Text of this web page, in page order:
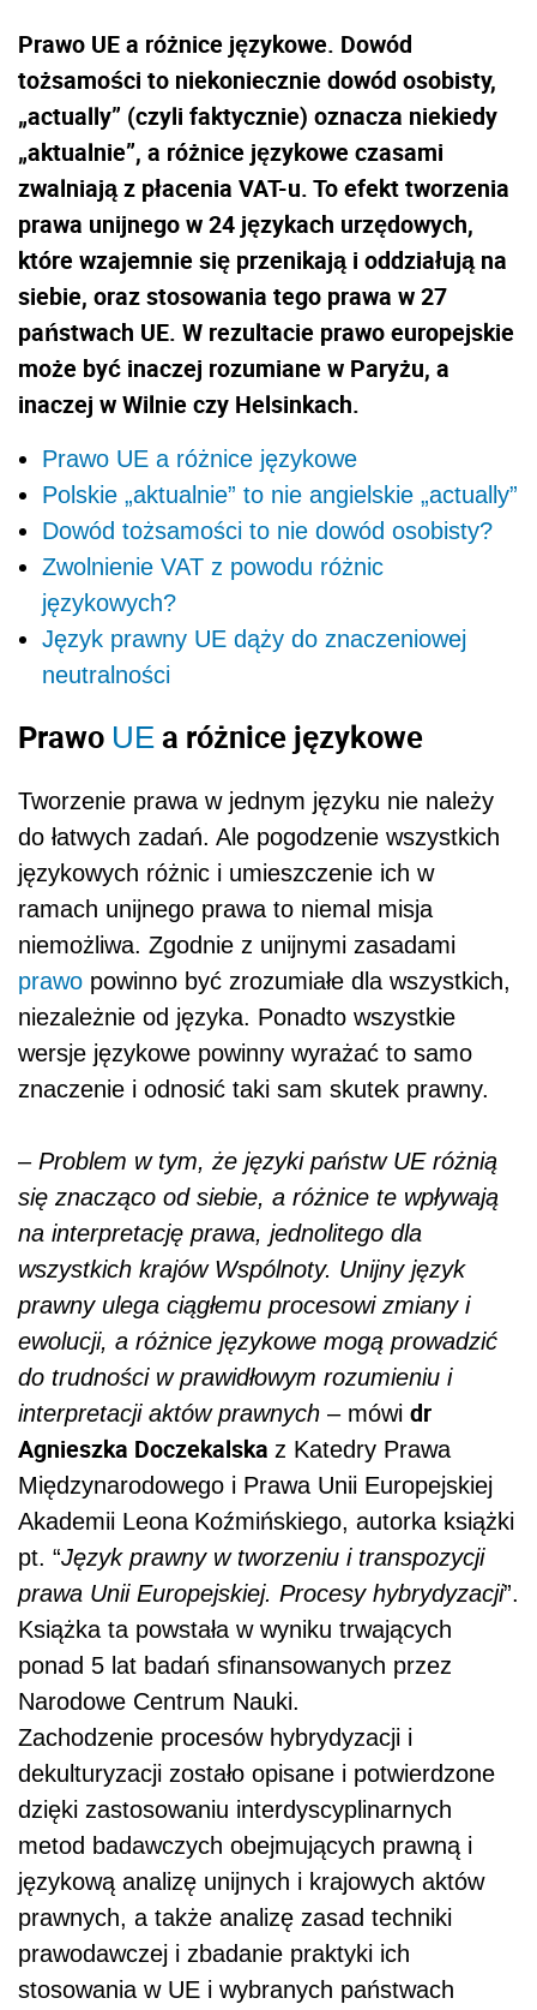
Prawo UE a różnice językowe. Dowód
tożsamości to niekoniecznie dowód osobisty,
„actually” (czyli faktycznie) oznacza niekiedy
„aktualnie”, a różnice językowe czasami
zwalniają z płacenia VAT-u. To efekt tworzenia
prawa unijnego w 24 językach urzędowych,
które wzajemnie się przenikają i oddziałują na
siebie, oraz stosowania tego prawa w 27
państwach UE. W rezultacie prawo europejskie
może być inaczej rozumiane w Paryżu, a
inaczej w Wilnie czy Helsinkach.
Prawo UE a różnice językowe
Polskie „aktualnie” to nie angielskie „actually”
Dowód tożsamości to nie dowód osobisty?
Zwolnienie VAT z powodu różnic
językowych?
Język prawny UE dąży do znaczeniowej
neutralności
Prawo UE a różnice językowe
Tworzenie prawa w jednym języku nie należy
do łatwych zadań. Ale pogodzenie wszystkich
językowych różnic i umieszczenie ich w
ramach unijnego prawa to niemal misja
niemożliwa. Zgodnie z unijnymi zasadami
prawo powinno być zrozumiałe dla wszystkich,
niezależnie od języka. Ponadto wszystkie
wersje językowe powinny wyrażać to samo
znaczenie i odnosić taki sam skutek prawny.
– Problem w tym, że języki państw UE różnią
się znacząco od siebie, a różnice te wpływają
na interpretację prawa, jednolitego dla
wszystkich krajów Wspólnoty. Unijny język
prawny ulega ciągłemu procesowi zmiany i
ewolucji, a różnice językowe mogą prowadzić
do trudności w prawidłowym rozumieniu i
interpretacji aktów prawnych – mówi dr
Agnieszka Doczekalska z Katedry Prawa
Międzynarodowego i Prawa Unii Europejskiej
Akademii Leona Koźmińskiego, autorka książki
pt. “Język prawny w tworzeniu i transpozycji
prawa Unii Europejskiej. Procesy hybrydyzacji”.
Książka ta powstała w wyniku trwających
ponad 5 lat badań sfinansowanych przez
Narodowe Centrum Nauki.
Zachodzenie procesów hybrydyzacji i
dekulturyzacji zostało opisane i potwierdzone
dzięki zastosowaniu interdyscyplinarnych
metod badawczych obejmujących prawną i
językową analizę unijnych i krajowych aktów
prawnych, a także analizę zasad techniki
prawodawczej i zbadanie praktyki ich
stosowania w UE i wybranych państwach